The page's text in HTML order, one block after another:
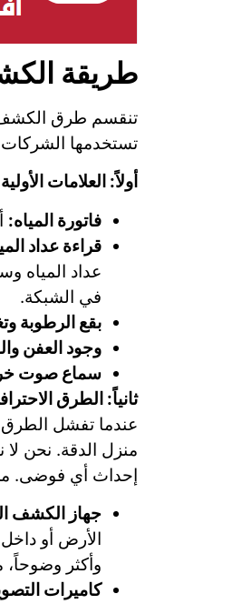
طريقة
تنقسم طرق الكشف
تستخدمها
أولاً: العلامات
فاتورة المياه:
قراءة عداد
عداد المياه
في الشبكة.
بقع الرطوبة
وجود العفن
سماع صوت
ثانياً: الطرق
عندما تفشل الطرق
إحداث أي فوضى.
جهاز الكشف
الأرض أو
وأكثر وضوحاً،
كاميرات